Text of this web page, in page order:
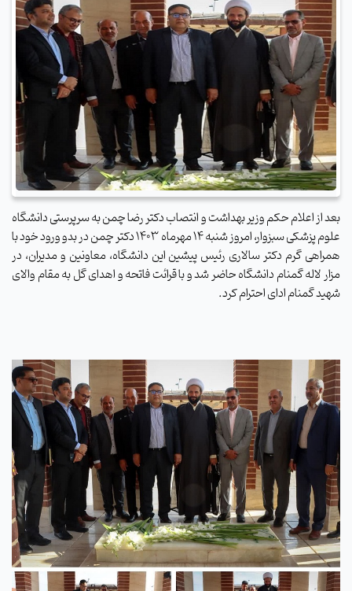
بعد از اعلام حکم وزیر بهداشت و انتصاب دکتر رضا چمن به سرپرستی دانشگاه
علوم پزشکی سبزوار، امروز شنبه 14 مهرماه 1403 دکتر چمن در بدو ورود خود با
همراهی گرم دکتر سالاری رئیس پیشین این دانشگاه، معاونین و مدیران، در
مزار لاله گمنام دانشگاه حاضر شد و با قرائت فاتحه و اهدای گل به مقام والای
شهید گمنام ادای احترام کرد.